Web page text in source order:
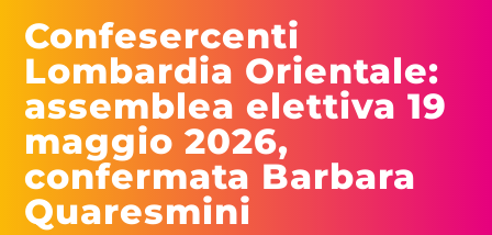
Confesercenti
Lombardia Orientale:
assemblea elettiva 19
maggio 2026,
confermata Barbara
Quaresmini